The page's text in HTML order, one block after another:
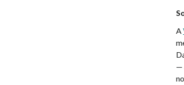
A
—